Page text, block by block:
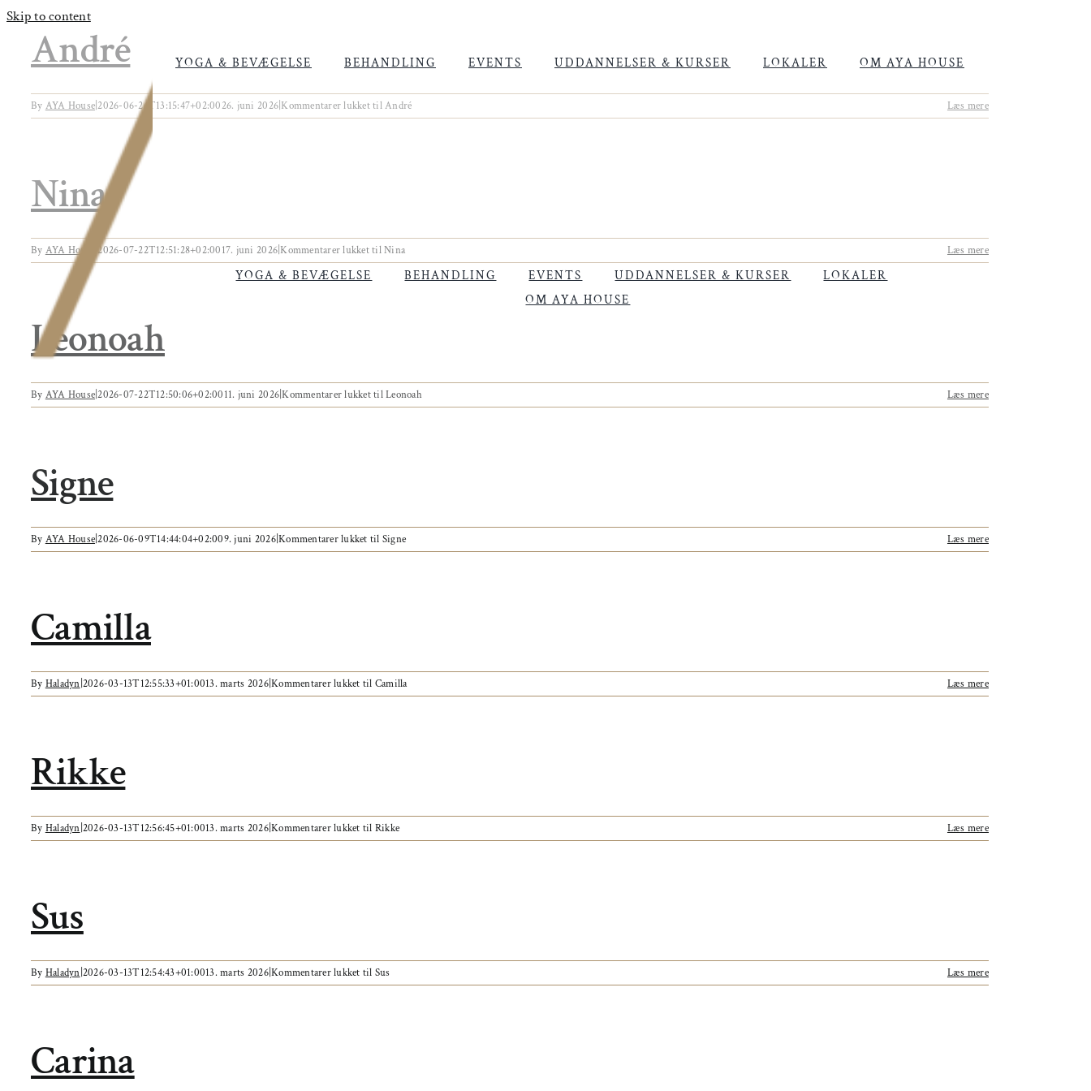
Skip to content
YOGA & BEVÆGELSE BEHANDLING EVENTS UDDANNELSER & KURSER
LOKALER
OM AYA HOUSE
YOGA & BEVÆGELSE BEHANDLING EVENTS UDDANNELSER & KURSER LOKALER OM AYA HOUSE
André
By AYA House 2026-06-26T13:15:47+02:0026. juni 2026 Kommentarer lukkettil André Læs mere
Nina
By AYA House |2026-07-22T12:51:28+02:0017. juni 2026 Kommentarer lukkettil Nina Læs mere
Leonoah
By AYA House|2026-07-22T12:50:06+02:0011. juni 2026|Kommentarer lukkettil Leonoah Læs mere
Signe
By AYA House|2026-06-09T14:44:04+02:009. juni 2026|Kommentarer lukket til Signe Læs mere
Camilla
By Haladyn 2026-03-13T12:55:33+01:0013. marts 2026|Kommentarer lukket til Camilla Læs mere
Rikke
By Haladyn 2026-03-13T12:56:45+01:0013. marts 2026|Kommentarer lukket til Rikke Læs mere
Sus
By Haladyn 2026-03-13T12:54:43+01:0013. marts 2026|Kommentarer lukket til Sus Læs mere
Carina